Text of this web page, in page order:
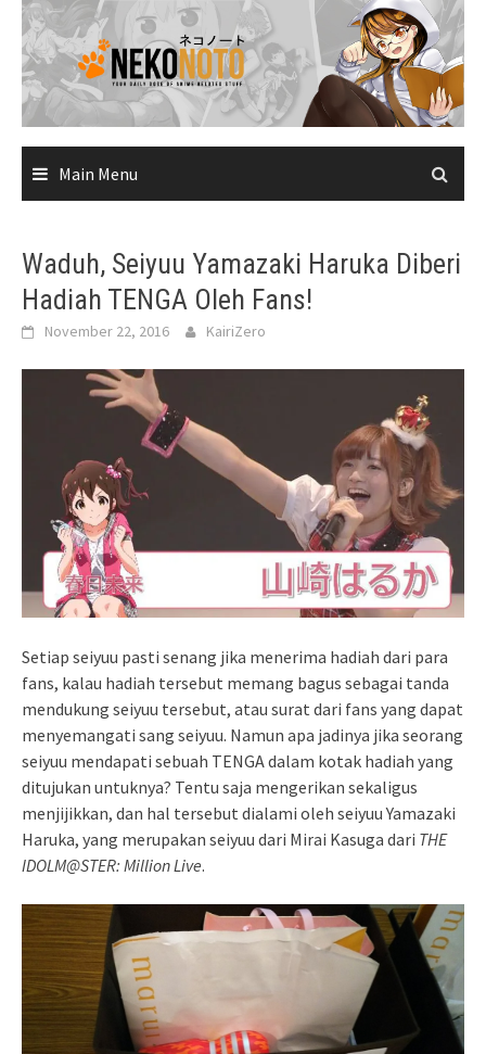
Skip
content
Main Menu
Waduh, Seiyuu Yamazaki Haruka Diberi
Hadiah TENGA Oleh Fans!
November 22, 2016 KairiZero
Setiap seiyuu pasti senang jika menerima hadiah dari para
fans, kalau hadiah tersebut memang bagus sebagai tanda
mendukung seiyuu tersebut, atau surat dari fans yang dapat
menyemangati sang seiyuu. Namun apa jadinya jika seorang
seiyuu mendapati sebuah TENGA dalam kotak hadiah yang
ditujukan untuknya? Tentu saja mengerikan sekaligus
menjijikkan, dan hal tersebut dialami oleh seiyuu Yamazaki
Haruka, yang merupakan seiyuu dari Mirai Kasuga dari THE
IDOLM@STER: Million Live.